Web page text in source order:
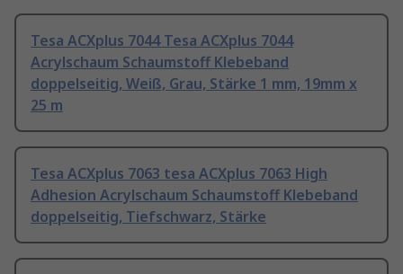
Tesa ACXplus 7044 Tesa ACXplus 7044
Acrylschaum Schaumstoff Klebeband
doppelseitig, Weiß, Grau, Stärke 1 mm, 19mm x
25 m
Tesa ACXplus 7063 tesa ACXplus 7063 High
Adhesion Acrylschaum Schaumstoff Klebeband
doppelseitig, Tiefschwarz, Stärke